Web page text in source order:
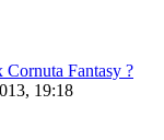
Fantasy ?
19:18